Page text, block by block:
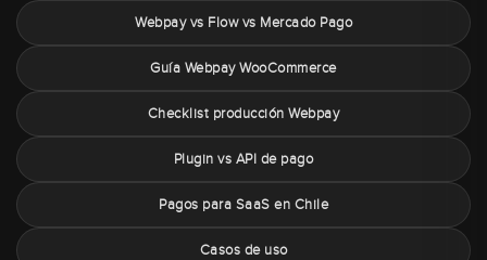
Webpay vs Flow vs Mercado Pago
Guía Webpay WooCommerce
Checklist producción Webpay
Plugin vs API de pago
Pagos para SaaS en Chile
Casos de uso